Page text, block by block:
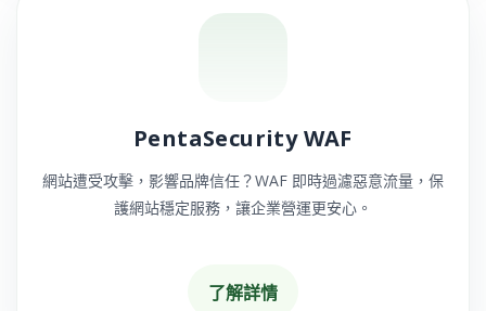
PentaSecurity WAF
網站遭受攻擊，影響品牌信任？WAF 即時過濾惡意流量，保
護網站穩定服務，讓企業營運更安心。
了解詳情